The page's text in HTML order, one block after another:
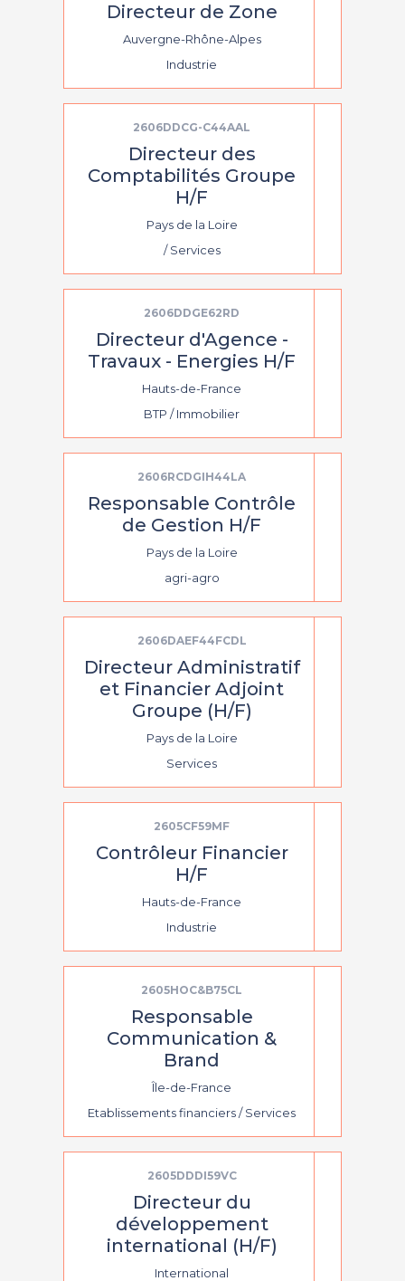
Directeur de Zone
Auvergne-Rhône-Alpes
Industrie
2606DDCG-C44AAL
Directeur des
Comptabilités Groupe
H/F
Pays de la Loire
/ Services
2606DDGE62RD
Directeur d'Agence -
Travaux - Energies H/F
Hauts-de-France
BTP / Immobilier
2606RCDGIH44LA
Responsable Contrôle
de Gestion H/F
Pays de la Loire
agri-agro
2606DAEF44FCDL
Directeur Administratif
et Financier Adjoint
Groupe (H/F)
Pays de la Loire
Services
2605CF59MF
Contrôleur Financier
H/F
Hauts-de-France
Industrie
2605HOC&B75CL
Responsable
Communication &
Brand
Île-de-France
Etablissements financiers / Services
2605DDDI59VC
Directeur du
développement
international (H/F)
International